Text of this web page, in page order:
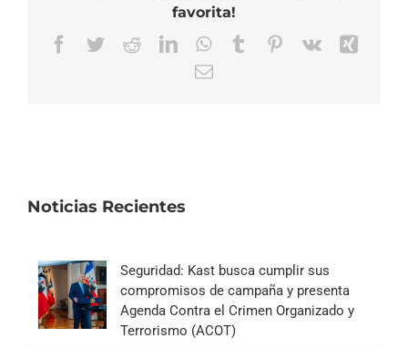
favorita!
Facebook
TwitterRedditLinkedInWhatsApp
TumblrPinterest
Vk
Correo
Noticias Recientes
Seguridad: Kast busca cumplir sus
compromisos de campaña y presenta
Agenda Contra el Crimen Organizado y
Terrorismo (ACOT)